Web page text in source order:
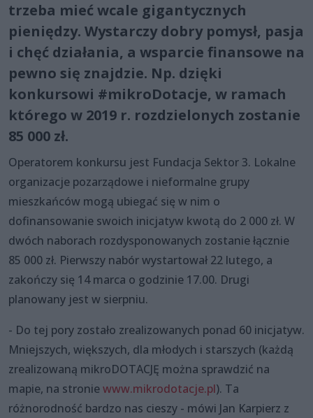
trzeba mieć wcale gigantycznych
pieniędzy. Wystarczy dobry pomysł, pasja
i chęć działania, a wsparcie finansowe na
pewno się znajdzie. Np. dzięki
konkursowi #mikroDotacje, w ramach
którego w 2019 r. rozdzielonych zostanie
85 000 zł.
Operatorem konkursu jest Fundacja Sektor 3. Lokalne
organizacje pozarządowe i nieformalne grupy
mieszkańców mogą ubiegać się w nim o
dofinansowanie swoich inicjatyw kwotą do 2 000 zł. W
dwóch naborach rozdysponowanych zostanie łącznie
85 000 zł. Pierwszy nabór wystartował 22 lutego, a
zakończy się 14 marca o godzinie 17.00. Drugi
planowany jest w sierpniu.
- Do tej pory zostało zrealizowanych ponad 60 inicjatyw.
Mniejszych, większych, dla młodych i starszych (każdą
zrealizowaną mikroDOTACJĘ można sprawdzić na
mapie, na stroniewww.mikrodotacje.pl). Ta
różnorodność bardzo nas cieszy - mówi Jan Karpierz z